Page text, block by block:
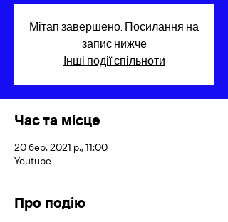
Мітап завершено. Посилання на
запис нижче
Інші події спільноти
Час та місце
20 бер. 2021 р., 11:00
Youtube
Про подію